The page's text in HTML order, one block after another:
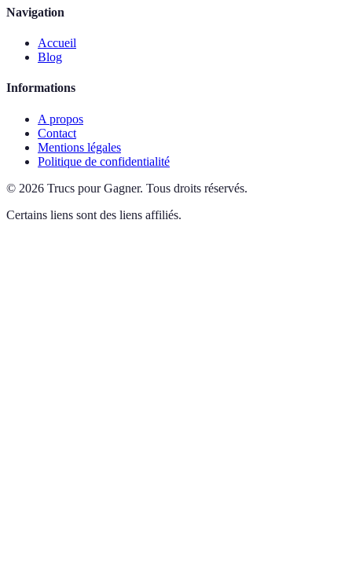
Navigation
Accueil
Blog
Informations
A propos
Contact
Mentions légales
Politique de confidentialité
© 2026 Trucs pour Gagner. Tous droits réservés.
Certains liens sont des liens affiliés.